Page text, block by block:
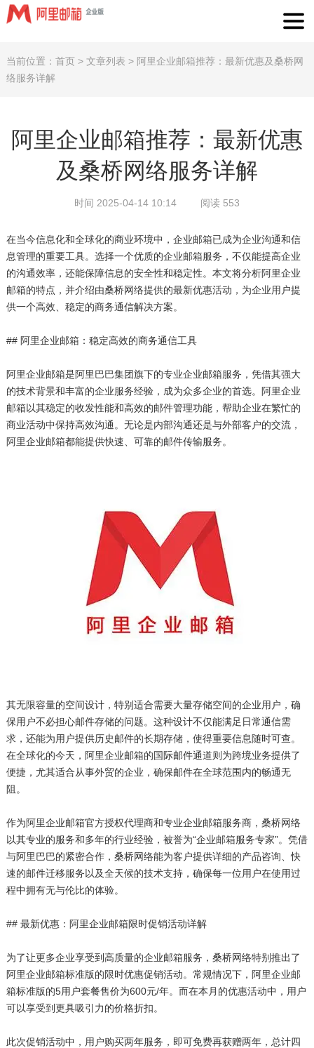
当前位置： 首页> 文章列表 > 阿里企业邮箱推荐：最新优惠及桑桥网
络服务详解
阿里企业邮箱推荐：最新优惠
及桑桥网络服务详解
时间 2025-04-14 10:14 阅读 553
在当今信息化和全球化的商业环境中，企业邮箱已成为企业沟通和信
息管理的重要工具。选择一个优质的企业邮箱服务，不仅能提高企业
的沟通效率，还能保障信息的安全性和稳定性。本文将分析阿里企业
邮箱的特点，并介绍由桑桥网络提供的最新优惠活动，为企业用户提
供一个高效、稳定的商务通信解决方案。
## 阿里企业邮箱：稳定高效的商务通信工具
阿里企业邮箱是阿里巴巴集团旗下的专业企业邮箱服务，凭借其强大
的技术背景和丰富的企业服务经验，成为众多企业的首选。阿里企业
邮箱以其稳定的收发性能和高效的邮件管理功能，帮助企业在繁忙的
商业活动中保持高效沟通。无论是内部沟通还是与外部客户的交流，
阿里企业邮箱都能提供快速、可靠的邮件传输服务。
其无限容量的空间设计，特别适合需要大量存储空间的企业用户，确
保用户不必担心邮件存储的问题。这种设计不仅能满足日常通信需
求，还能为用户提供历史邮件的长期存储，使得重要信息随时可查。
在全球化的今天，阿里企业邮箱的国际邮件通道则为跨境业务提供了
便捷，尤其适合从事外贸的企业，确保邮件在全球范围内的畅通无
阻。
作为阿里企业邮箱官方授权代理商和专业企业邮箱服务商，桑桥网络
以其专业的服务和多年的行业经验，被誉为“企业邮箱服务专家”。凭借
与阿里巴巴的紧密合作，桑桥网络能为客户提供详细的产品咨询、快
速的邮件迁移服务以及全天候的技术支持，确保每一位用户在使用过
程中拥有无与伦比的体验。
## 最新优惠：阿里企业邮箱限时促销活动详解
为了让更多企业享受到高质量的企业邮箱服务，桑桥网络特别推出了
阿里企业邮箱标准版的限时优惠促销活动。常规情况下，阿里企业邮
箱标准版的5用户套餐售价为600元/年。而在本月的优惠活动中，用户
可以享受到更具吸引力的价格折扣。
此次促销活动中，用户购买两年服务，即可免费再获赠两年，总计四